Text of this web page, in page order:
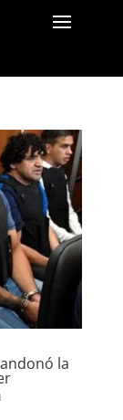
la